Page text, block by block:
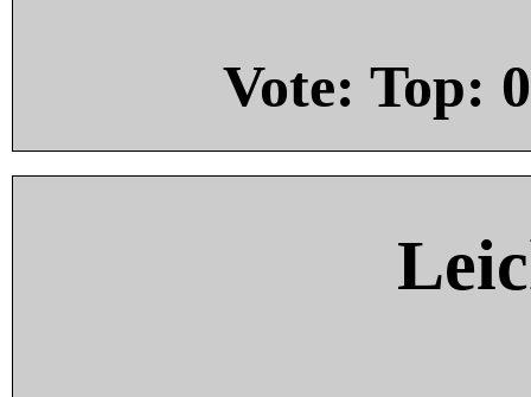
Vote: Top: 0